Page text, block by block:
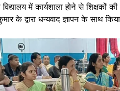
में कार्यशाला होने से शिक्षकों की
के द्वारा धन्यवाद ज्ञापन के साथ